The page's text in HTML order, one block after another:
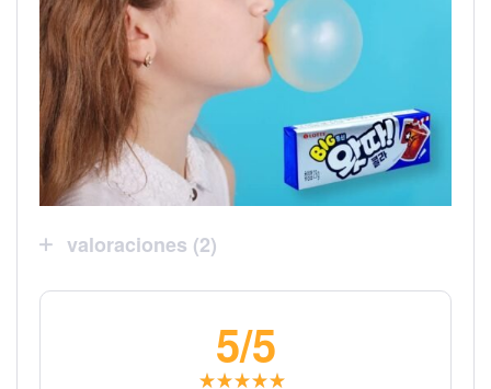
valoraciones (2)
5/5